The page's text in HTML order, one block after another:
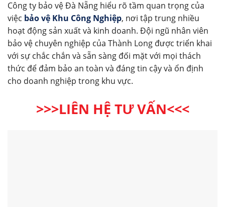
Công ty bảo vệ Đà Nẵng hiểu rõ tầm quan trọng của
việc bảo vệ Khu Công Nghiệp, nơi tập trung nhiều
hoạt động sản xuất và kinh doanh. Đội ngũ nhân viên
bảo vệ chuyên nghiệp của Thành Long được triển khai
với sự chắc chắn và sẵn sàng đối mặt với mọi thách
thức để đảm bảo an toàn và đáng tin cậy và ổn định
cho doanh nghiệp trong khu vực.
>>>LIÊN HỆ TƯ VẤN<<<